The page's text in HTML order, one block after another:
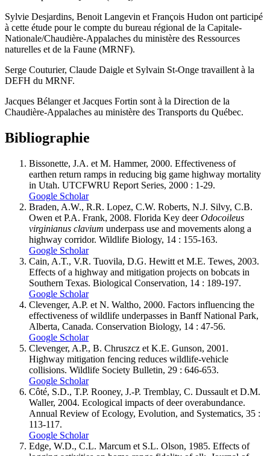
Sylvie Desjardins, Benoit Langevin et François Hudon ont participé
à cette étude pour le compte du bureau régional de la Capitale-
Nationale/Chaudière-Appalaches du ministère des Ressources
naturelles et de la Faune (MRNF).
Serge Couturier, Claude Daigle et Sylvain St-Onge travaillent à la
DEFH du MRNF.
Jacques Bélanger et Jacques Fortin sont à la Direction de la
Chaudière-Appalaches au ministère des Transports du Québec.
Bibliographie
Bissonette, J.A. et M. Hammer, 2000. Effectiveness of
earthen return ramps in reducing big game highway mortality
in Utah. UTCFWRU Report Series, 2000 : 1-29.
Google Scholar
Braden, A.W., R.R. Lopez, C.W. Roberts, N.J. Silvy, C.B.
Owen et P.A. Frank, 2008. Florida Key deerOdocoileus
virginianus clavium underpass use and movements along a
highway corridor. Wildlife Biology, 14 : 155-163.
Google Scholar
Cain, A.T., V.R. Tuovila, D.G. Hewitt et M.E. Tewes, 2003.
Effects of a highway and mitigation projects on bobcats in
Southern Texas. Biological Conservation, 14 : 189-197.
Google Scholar
Clevenger, A.P. et N. Waltho, 2000. Factors influencing the
effectiveness of wildlife underpasses in Banff National Park,
Alberta, Canada. Conservation Biology, 14 : 47-56.
Google Scholar
Clevenger, A.P., B. Chruszcz et K.E. Gunson, 2001.
Highway mitigation fencing reduces wildlife-vehicle
collisions. Wildlife Society Bulletin, 29 : 646-653.
Google Scholar
Côté, S.D., T.P. Rooney, J.-P. Tremblay, C. Dussault et D.M.
Waller, 2004. Ecological impacts of deer overabundance.
Annual Review of Ecology, Evolution, and Systematics, 35 :
113-117.
Google Scholar
Edge, W.D., C.L. Marcum et S.L. Olson, 1985. Effects of